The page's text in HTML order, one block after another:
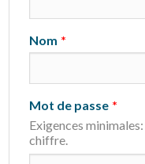
Nom
Mot de passe
Exigences minimales:
chiffre.